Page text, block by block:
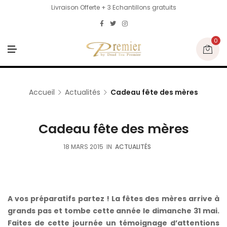
Livraison Offerte + 3 Echantillons gratuits
N
U
0
Accueil Actualités Cadeau fête des mères
Cadeau fête des mères
18 MARS 2015 IN ACTUALITÉS
A vos préparatifs partez ! La fêtes des mères arrive à
grands pas et tombe cette année le dimanche 31 mai.
Faites de cette journée un témoignage d’attentions